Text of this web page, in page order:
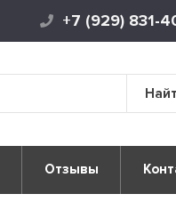
+7 (929) 831-
Отзывы